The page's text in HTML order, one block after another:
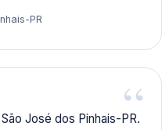
PR
José dos Pinhais-PR.